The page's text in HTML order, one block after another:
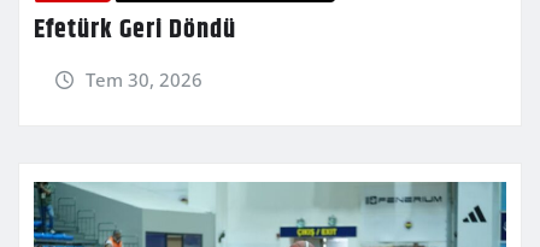
Efetürk Geri Döndü
Tem 30, 2026